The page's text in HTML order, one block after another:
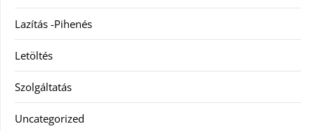
Lazítás -Pihenés
Letöltés
Szolgáltatás
Uncategorized